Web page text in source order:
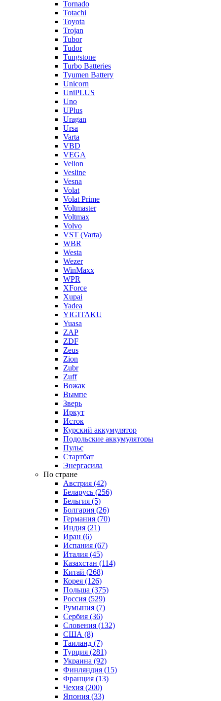
Tornado
Totachi
Toyota
Trojan
Tubor
Tudor
Tungstone
Turbo Batteries
Tyumen Battery
Unicorn
UniPLUS
Uno
UPlus
Uragan
Ursa
Varta
VBD
VEGA
Velion
Vesline
Vesna
Volat
Volat Prime
Voltmaster
Voltmax
Volvo
VST (Varta)
WBR
Westa
Wezer
WinMaxx
WPR
XForce
Xupai
Yadea
YIGITAKU
Yuasa
ZAP
ZDF
Zeus
Zion
Zubr
Zuff
Вожак
Вымпе
Зверь
Иркут
Исток
Курский аккумулятор
Подольские аккумуляторы
Пульс
Стартбат
Энергасила
По стране
Австрия (42)
Беларусь (256)
Бельгия (5)
Болгария (26)
Германия (70)
Индия (21)
Иран (6)
Испания (67)
Италия (45)
Казахстан (114)
Китай (268)
Корея (126)
Польша (375)
Россия (529)
Румыния (7)
Сербия (36)
Словения (132)
США (8)
Таиланд (7)
Турция (281)
Украина (92)
Финляндия (15)
Франция (13)
Чехия (200)
Япония (33)